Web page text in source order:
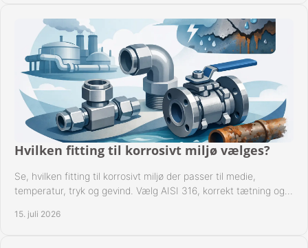
Hvilken fitting til korrosivt miljø vælges?
Se, hvilken fitting til korrosivt miljø der passer til medie,
temperatur, tryk og gevind. Vælg AISI 316, korrekt tætning og
15. juli 2026